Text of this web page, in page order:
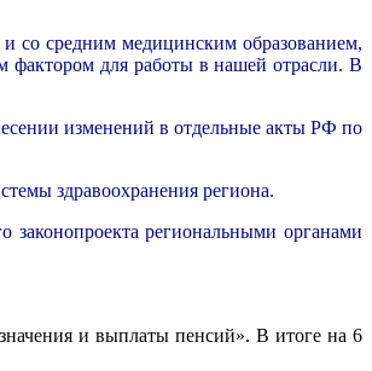
со средним медицинским образованием,
фактором для работы в нашей отрасли. В
изменений в отдельные акты РФ по
здравоохранения региона.
региональными органами
и выплаты пенсий». В итоге на 6